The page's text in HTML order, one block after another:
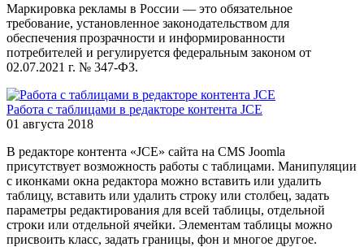
Маркировка рекламы в России — это обязательное
требование, установленное законодательством для
обеспечения прозрачности и информированности
потребителей и регулируется федеральным законом от
02.07.2021 г. № 347-ФЗ.
Работа с таблицами в редакторе контента JCE
01 августа 2018
В редакторе контента «JCE» сайта на CMS Joomla
присутствует возможность работы с таблицами. Манипуляции
с иконками окна редактора можно вставить или удалить
таблицу, вставить или удалить строку или столбец, задать
параметры редактирования для всей таблицы, отдельной
строки или отдельной ячейки. Элементам таблицы можно
присвоить класс, задать границы, фон и многое другое.